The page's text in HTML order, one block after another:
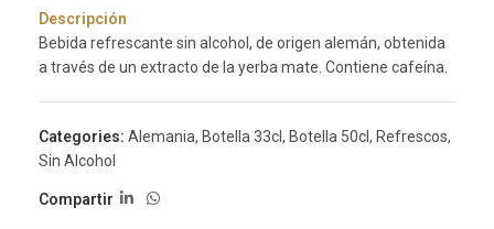
Descripción
Bebida refrescante sin alcohol, de origen alemán, obtenida
a través de un extracto de la yerba mate. Contiene cafeína.
Categories: Alemania, Botella 33cl, Botella 50cl, Refrescos,
Sin Alcohol
Compartir